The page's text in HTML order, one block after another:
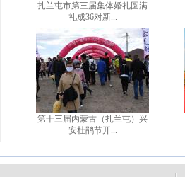
扎兰屯市第三届集体婚礼圆满
礼成36对新...
第十三届内蒙古（扎兰屯）兴
安杜鹃节开...